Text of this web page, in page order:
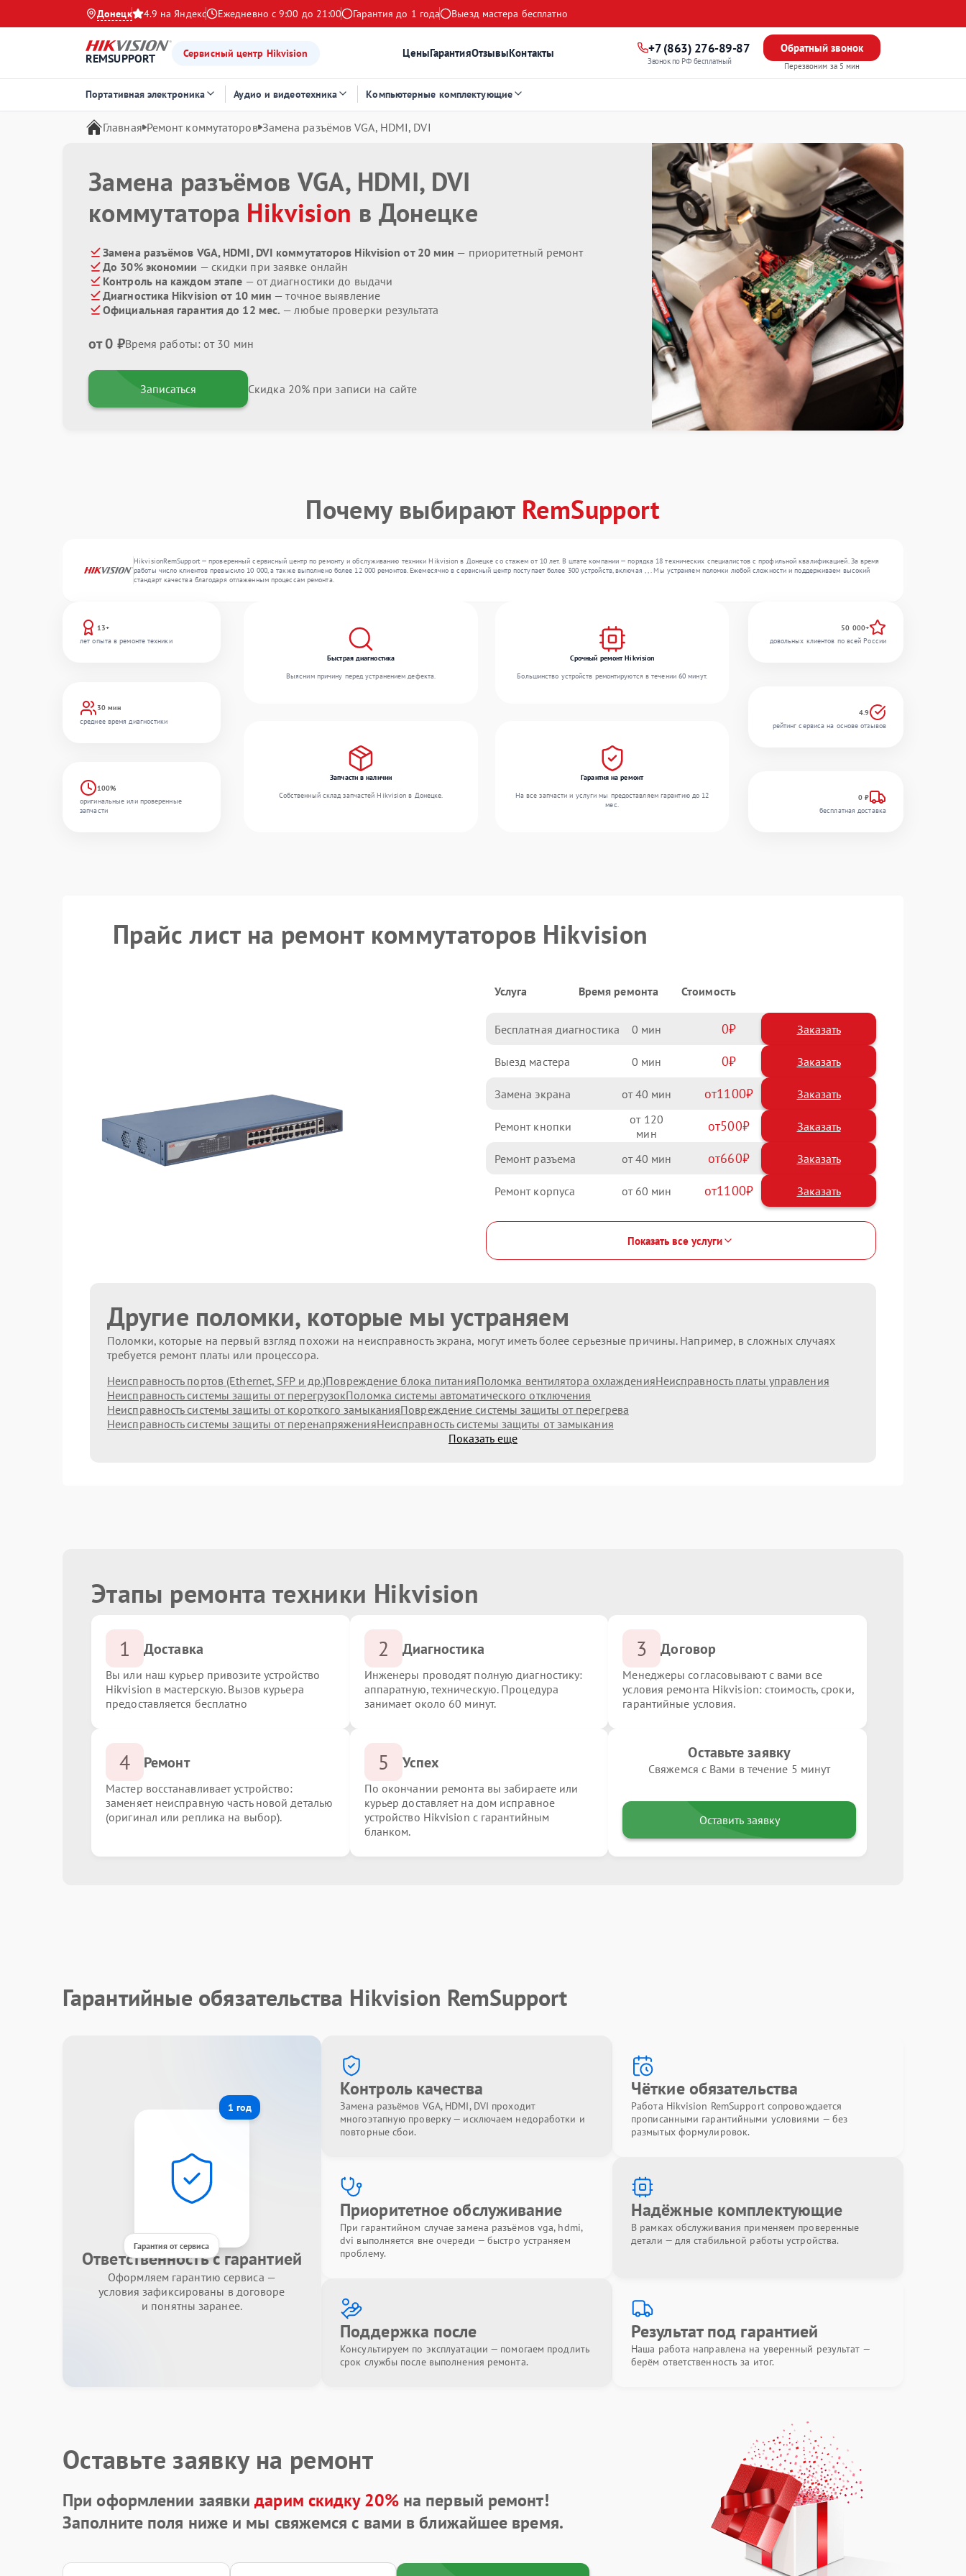
Донецк 4.9 на Яндекс Ежедневно с 9:00 до 21:00 Гарантия до 1 года Выезд мастера бесплатно
REMSUPPORT Сервисный центр Hikvision ЦеныГарантияОтзывыКонтакты +7 (863) 276-89-87
Звонок по РФ бесплатный
Обратный звонок
Перезвоним за 5 мин
Портативная электроника Аудио и видеотехника Компьютерные комплектующие
Главная Ремонт коммутаторов Замена разъёмов VGA, HDMI, DVI
Замена разъёмов VGA, HDMI, DVI
коммутатора Hikvision в Донецке
Замена разъёмов VGA, HDMI, DVI коммутаторов Hikvision от 20 мин — приоритетный ремонт
До 30% экономии — скидки при заявке онлайн
Контроль на каждом этапе — от диагностики до выдачи
Диагностика Hikvision от 10 мин — точное выявление
Официальная гарантия до 12 мес. — любые проверки результата
от 0 ₽Время работы: от 30 мин
Записаться Скидка 20% при записи на сайте
Почему выбирают RemSupport
HikvisionRemSupport — проверенный сервисный центр по ремонту и обслуживанию техники Hikvision в Донецке со стажем от 10 лет. В штате компании — порядка 18 технических специалистов с профильной квалификацией. За время
работы число клиентов превысило 10 000, а также выполнено более 12 000 ремонтов. Ежемесячно в сервисный центр поступает более 300 устройств, включая , , . Мы устраняем поломки любой сложности и поддерживаем высокий
стандарт качества благодаря отлаженным процессам ремонта.
13+
лет опыта в ремонте техники
30 мин
среднее время диагностики
100%
оригинальные или проверенные
запчасти
Быстрая диагностика
Выясним причину перед устранением дефекта.
Срочный ремонт Hikvision
Большинство устройств ремонтируются в течении 60 минут.
Запчасти в наличии
Собственный склад запчастей Hikvision в Донецке.
Гарантия на ремонт
На все запчасти и услуги мы предоставляем гарантию до 12
мес.
50 000+
довольных клиентов по всей России
4.9
рейтинг сервиса на основе отзывов
0 ₽
бесплатная доставка
Прайс лист на ремонт коммутаторов Hikvision
Услуга Время ремонта Стоимость
Бесплатная диагностика 0 0 Заказать
Выезд мастера 0 0 Заказать
Замена экрана 40 1100
Ремонт кнопки 120 500
Ремонт разъема 40 660
Ремонт корпуса 60 1100
Показать все услуги
Другие поломки, которые мы устраняем
Поломки, которые на первый взгляд похожи на неисправность экрана, могут иметь более серьезные причины. Например, в сложных случаях
требуется ремонт платы или процессора.
Неисправность портов (Ethernet, SFP и др.)Повреждение блока питанияПоломка вентилятора охлажденияНеисправность платы управления
Неисправность системы защиты от перегрузокПоломка системы автоматического отключения
Неисправность системы защиты от короткого замыканияПовреждение системы защиты от перегрева
Неисправность системы защиты от перенапряженияНеисправность системы защиты от замыкания
Показать еще
Этапы ремонта техники Hikvision
1 Доставка
Вы или наш курьер привозите устройство
Hikvision в мастерскую. Вызов курьера
предоставляется бесплатно
2 Диагностика
Инженеры проводят полную диагностику:
аппаратную, техническую. Процедура
занимает около 60 минут.
3 Договор
Менеджеры согласовывают с вами все
условия ремонта Hikvision: стоимость, сроки,
гарантийные условия.
4 Ремонт
Мастер восстанавливает устройство:
заменяет неисправную часть новой деталью
(оригинал или реплика на выбор).
5 Успех
По окончании ремонта вы забираете или
курьер доставляет на дом исправное
устройство Hikvision с гарантийным
бланком.
Оставьте заявку
Свяжемся с Вами в течение 5 минут
Оставить заявку
Гарантийные обязательства Hikvision RemSupport
1 год
Гарантия от сервиса
Ответственность с гарантией
Оформляем гарантию сервиса —
условия зафиксированы в договоре
и понятны заранее.
Контроль качества
Замена разъёмов VGA, HDMI, DVI проходит
многоэтапную проверку — исключаем недоработки и
повторные сбои.
Чёткие обязательства
Работа Hikvision RemSupport сопровождается
прописанными гарантийными условиями — без
размытых формулировок.
Приоритетное обслуживание
При гарантийном случае замена разъёмов vga, hdmi,
dvi выполняется вне очереди — быстро устраняем
проблему.
Надёжные комплектующие
В рамках обслуживания применяем проверенные
детали — для стабильной работы устройства.
Поддержка после
Консультируем по эксплуатации — помогаем продлить
срок службы после выполнения ремонта.
Результат под гарантией
Наша работа направлена на уверенный результат —
берём ответственность за итог.
Оставьте заявку на ремонт
При оформлении заявкидарим скидку 20%на первый ремонт!
Заполните поля ниже и мы свяжемся с вами в ближайшее время.